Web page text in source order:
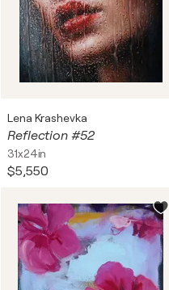
Lena Krashevka
Reflection #52
31x24in
$5,550